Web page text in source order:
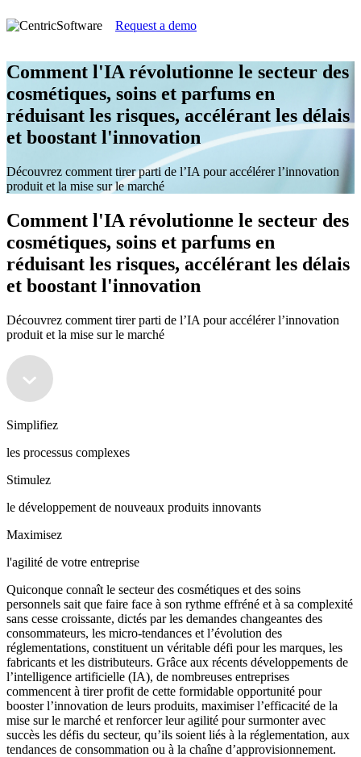
Request a demo
Comment l'IA révolutionne le secteur des
cosmétiques, soins et parfums en
réduisant les risques, accélérant les délais
et boostant l'innovation
Découvrez comment tirer parti de l’IA pour accélérer l’innovation
produit et la mise sur le marché
Comment l'IA révolutionne le secteur des
cosmétiques, soins et parfums en
réduisant les risques, accélérant les délais
et boostant l'innovation
Découvrez comment tirer parti de l’IA pour accélérer l’innovation
produit et la mise sur le marché
Simplifiez
les processus complexes
Stimulez
le développement de nouveaux produits innovants
Maximisez
l'agilité de votre entreprise
Quiconque connaît le secteur des cosmétiques et des soins
personnels sait que faire face à son rythme effréné et à sa complexité
sans cesse croissante, dictés par les demandes changeantes des
consommateurs, les micro-tendances et l’évolution des
réglementations, constituent un véritable défi pour les marques, les
fabricants et les distributeurs. Grâce aux récents développements de
l’intelligence artificielle (IA), de nombreuses entreprises
commencent à tirer profit de cette formidable opportunité pour
booster l’innovation de leurs produits, maximiser l’efficacité de la
mise sur le marché et renforcer leur agilité pour surmonter avec
succès les défis du secteur, qu’ils soient liés à la réglementation, aux
tendances de consommation ou à la chaîne d’approvisionnement.